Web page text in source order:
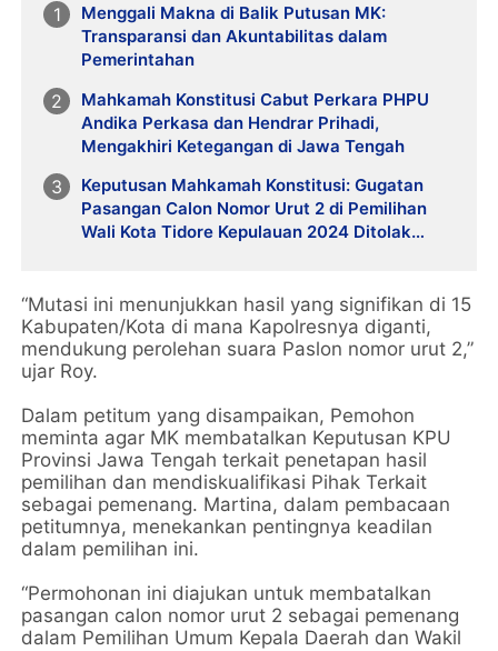
Menggali Makna di Balik Putusan MK:
Transparansi dan Akuntabilitas dalam
Pemerintahan
Mahkamah Konstitusi Cabut Perkara PHPU
Andika Perkasa dan Hendrar Prihadi,
Mengakhiri Ketegangan di Jawa Tengah
Keputusan Mahkamah Konstitusi: Gugatan
Pasangan Calon Nomor Urut 2 di Pemilihan
Wali Kota Tidore Kepulauan 2024 Ditolak
“Mutasi ini menunjukkan hasil yang signifikan di 15
Kabupaten/Kota di mana Kapolresnya diganti,
mendukung perolehan suara Paslon nomor urut 2,”
ujar Roy.
Dalam petitum yang disampaikan, Pemohon
meminta agar MK membatalkan Keputusan KPU
Provinsi Jawa Tengah terkait penetapan hasil
pemilihan dan mendiskualifikasi Pihak Terkait
sebagai pemenang. Martina, dalam pembacaan
petitumnya, menekankan pentingnya keadilan
dalam pemilihan ini.
“Permohonan ini diajukan untuk membatalkan
pasangan calon nomor urut 2 sebagai pemenang
dalam Pemilihan Umum Kepala Daerah dan Wakil